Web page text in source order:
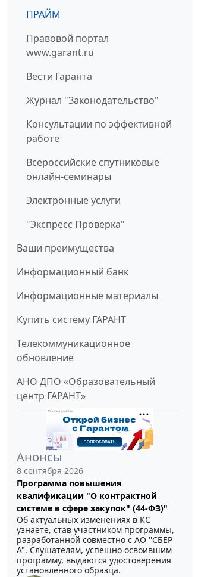
ПРАЙМ
Правовой портал
www.garant.ru
Вести Гаранта
Журнал "Законодательство"
Консультации по эффективной
работе
Всероссийские спутниковые
онлайн-семинары
Электронные услуги
"Экспресс Проверка"
Ваши преимущества
Информационный банк
Информационные материалы
Купить систему ГАРАНТ
Телекоммуникационное
обновление
АНО ДПО «Образовательный
центр ГАРАНТ»
Анонсы
8 сентября 2026
Программа повышения
квалификации "О контрактной
системе в сфере закупок" (44-ФЗ)"
Об актуальных изменениях в КС
узнаете, став участником программы,
разработанной совместно с АО ''СБЕР
А". Слушателям, успешно освоившим
программу, выдаются удостоверения
установленного образца.